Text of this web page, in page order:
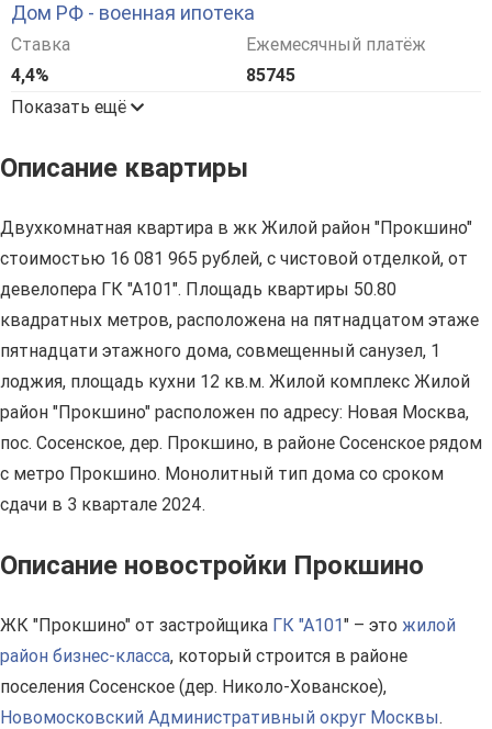
Дом РФ - военная ипотека
Ставка
4,4%
Ежемесячный платёж
85745
Показать ещё
Описание квартиры
Двухкомнатная квартира в жк Жилой район "Прокшино"
стоимостью 16 081 965 рублей, с чистовой отделкой, от
девелопера ГК "А101". Площадь квартиры 50.80
квадратных метров, расположена на пятнадцатом этаже
пятнадцати этажного дома, совмещенный санузел, 1
лоджия, площадь кухни 12 кв.м. Жилой комплекс Жилой
район "Прокшино" расположен по адресу: Новая Москва,
пос. Сосенское, дер. Прокшино, в районе Сосенское рядом
с метро Прокшино. Монолитный тип дома со сроком
сдачи в 3 квартале 2024.
Описание новостройки Прокшино
ЖК "Прокшино" от застройщика ГК "А101" – это жилой
район бизнес-класса, который строится в районе
поселения Сосенское (дер. Николо-Хованское),
Новомосковский Административный округ Москвы.